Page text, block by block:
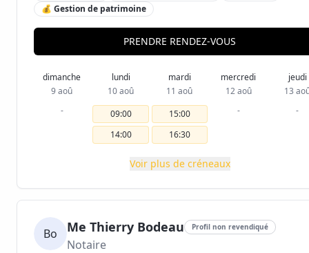
💰 Gestion de patrimoine
PRENDRE RENDEZ-VOUS
dimanche
9 aoû
-
lundi
10 aoû
09:00
14:00
mardi
11 aoû
15:00
16:30
mercredi
12 aoû
-
jeudi
13
-
Voir plus de créneaux
Bo Me Thierry Bodeau Profil non revendiqué
Notaire